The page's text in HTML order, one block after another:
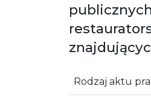
Rodzaj aktu